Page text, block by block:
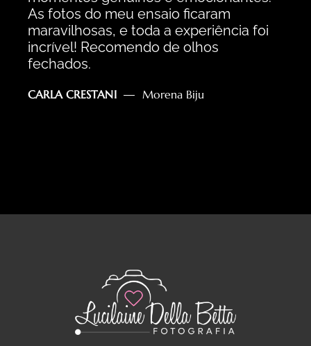
As fotos do meu ensaio ficaram
maravilhosas, e toda a experiência foi
incrível! Recomendo de olhos
fechados.
CARLA CRESTANI Morena Biju